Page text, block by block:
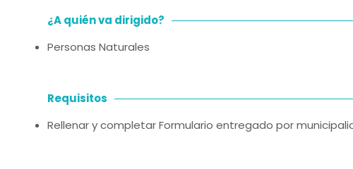
¿A quién va dirigido?
Personas Naturales
Requisitos
Rellenar y completar Formulario entregado por